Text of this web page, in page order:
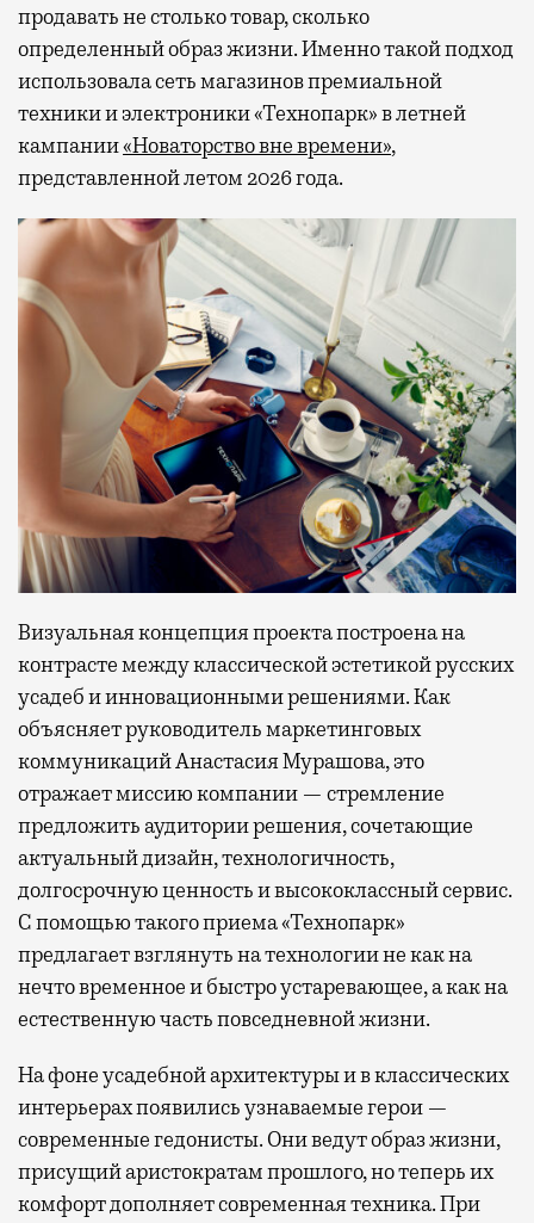
продавать не столько товар, сколько
определенный образ жизни. Именно такой подход
использовала сеть магазинов премиальной
техники и электроники «Технопарк» в летней
кампании«Новаторство вне времени»,
представленной летом 2026 года.
Визуальная концепция проекта построена на
контрасте между классической эстетикой русских
усадеб и инновационными решениями. Как
объясняет руководитель маркетинговых
коммуникаций Анастасия Мурашова, это
отражает миссию компании — стремление
предложить аудитории решения, сочетающие
актуальный дизайн, технологичность,
долгосрочную ценность и высококлассный сервис.
С помощью такого приема «Технопарк»
предлагает взглянуть на технологии не как на
нечто временное и быстро устаревающее, а как на
естественную часть повседневной жизни.
На фоне усадебной архитектуры и в классических
интерьерах появились узнаваемые герои —
современные гедонисты. Они ведут образ жизни,
присущий аристократам прошлого, но теперь их
комфорт дополняет современная техника. При